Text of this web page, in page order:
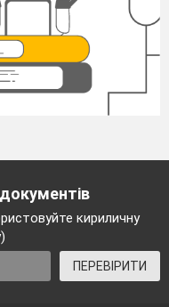
кириличну
ПЕРЕВІРИТИ